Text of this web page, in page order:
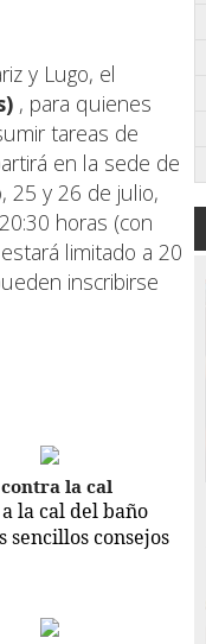
y Lugo, el
, para quienes
tareas de
en la sede de
25 y 26 de julio,
horas (con
limitado a 20
inscribirse
la cal
la cal del baño
sencillos consejos